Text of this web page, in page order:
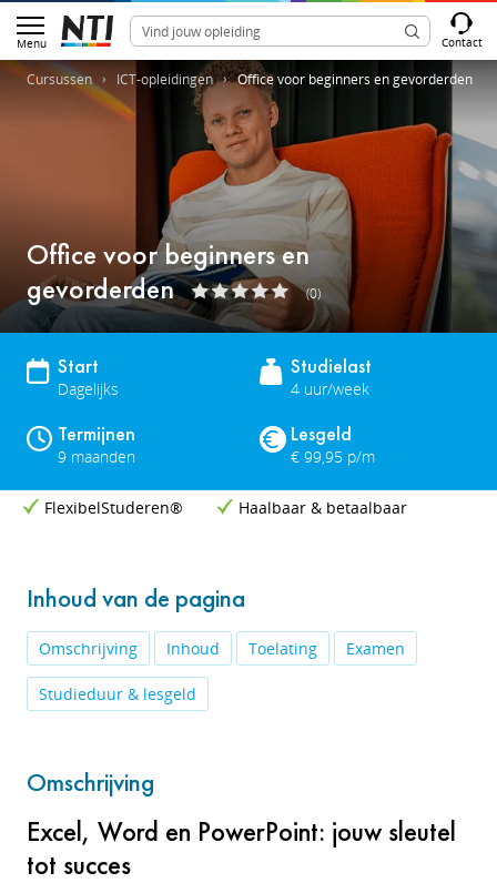
Menu Contact
Cursussen ICT-opleidingen Office voor beginners en gevorderden
Office voor beginners en
gevorderden
(0)
Start
Dagelijks
Studielast
4 uur/week
Termijnen
9 maanden
Lesgeld
€ 99,95 p/m
FlexibelStuderen® Haalbaar & betaalbaar
Inhoud van de pagina
Omschrijving Inhoud Toelating Examen
Studieduur & lesgeld
Omschrijving
Excel, Word en PowerPoint: jouw sleutel
tot succes